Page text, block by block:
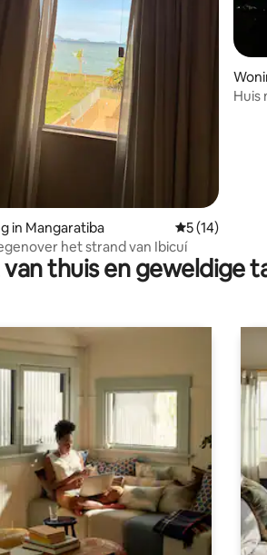
van 4,88 op 5, 60 recensies
in Mangaratiba Gemiddelde
5 (14)
het strand van Ibicuí
Huis
thuis en geweldige